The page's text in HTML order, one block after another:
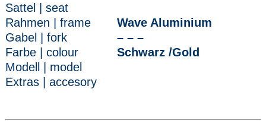
Sattel | seat
Rahmen | frame
Wave Aluminium
Gabel | fork
– – –
Farbe | colour
Schwarz /Gold
Modell | model
Extras | accesory